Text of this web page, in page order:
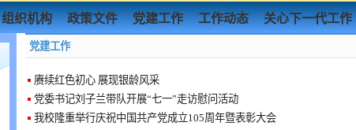
组织机构 政策文件 党建工作 工作动态 关心下一代工作
党建工作
赓续红色初心 展现银龄风采
党委书记刘子兰带队开展“七一”走访慰问活动
我校隆重举行庆祝中国共产党成立105周年暨表彰大会